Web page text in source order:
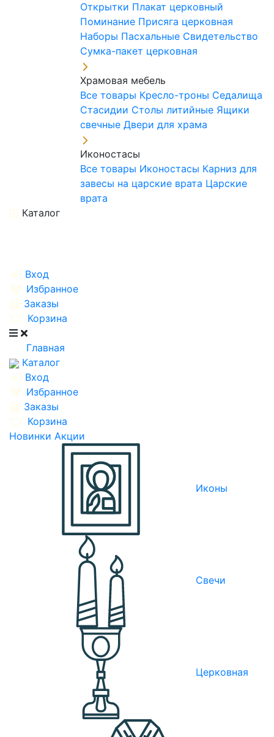
Открытки Плакат церковный
Поминание Присяга церковная
Наборы Пасхальные Свидетельство
Сумка-пакет церковная
Храмовая мебель
Все товары Кресло-троны Седалища
Стасидии Столы литийные Ящики
свечные Двери для храма
Иконостасы
Все товары Иконостасы Карниз для
завесы на царские врата Царские
врата
Каталог
Вход
Избранное
Заказы
Корзина
Главная
Каталог
Вход
Избранное
Заказы
Корзина
Новинки Акции
Иконы
Свечи
Церковная